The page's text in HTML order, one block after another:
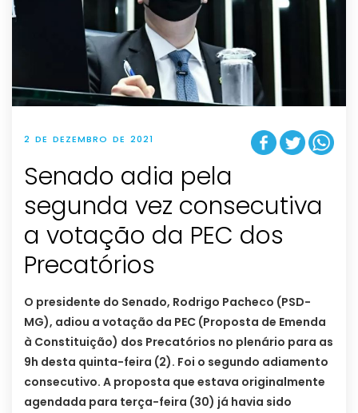
2 DE DEZEMBRO DE 2021
Senado adia pela
segunda vez consecutiva
a votação da PEC dos
Precatórios
O presidente do Senado, Rodrigo Pacheco (PSD-
MG), adiou a votação da PEC (Proposta de Emenda
à Constituição) dos Precatórios no plenário para as
9h desta quinta-feira (2). Foi o segundo adiamento
consecutivo. A proposta que estava originalmente
agendada para terça-feira (30) já havia sido